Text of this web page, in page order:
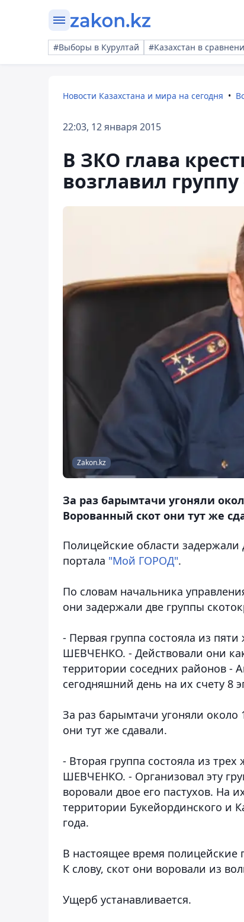
#Выборы в Курултай #Казахстан в
Новости Казахстана и мира на сегодня
22:03, 12 января 2015
В ЗКО глава
возглавил
Zakon.kz
За раз барымтачи угоняли
Ворованный скот они тут же
Полицейские области задержали
портала "Мой ГОРОД".
По словам начальника
они задержали две группы
- Первая группа состояла из
ШЕВЧЕНКО. - Действовали они
территории соседних районов -
сегодняшний день на их счету 8
За раз барымтачи угоняли около
они тут же сдавали.
- Вторая группа состояла из
ШЕВЧЕНКО. - Организовал эту
воровали двое его пастухов. На
территории Букейординского и
года.
В настоящее время
К слову, скот они воровали из
Ущерб устанавливается.